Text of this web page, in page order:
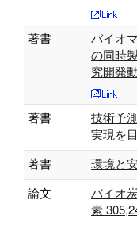
著書
バイオ
の同時
究開発
著書
技術予
実現を
著書
環境と
論文
バイオ
素